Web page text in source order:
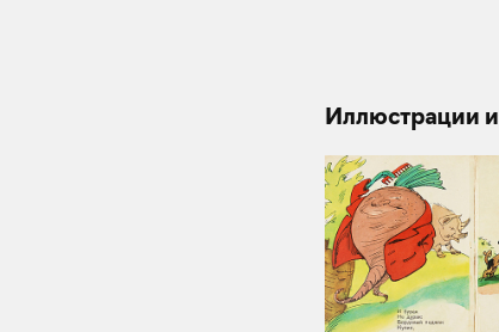
Иллюстрации